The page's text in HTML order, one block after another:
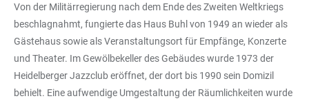
Von der Militärregierung nach dem Ende des Zweiten Weltkriegs
beschlagnahmt, fungierte das Haus Buhl von 1949 an wieder als
Gästehaus sowie als Veranstaltungsort für Empfänge, Konzerte
und Theater. Im Gewölbekeller des Gebäudes wurde 1973 der
Heidelberger Jazzclub eröffnet, der dort bis 1990 sein Domizil
behielt. Eine aufwendige Umgestaltung der Räumlichkeiten wurde